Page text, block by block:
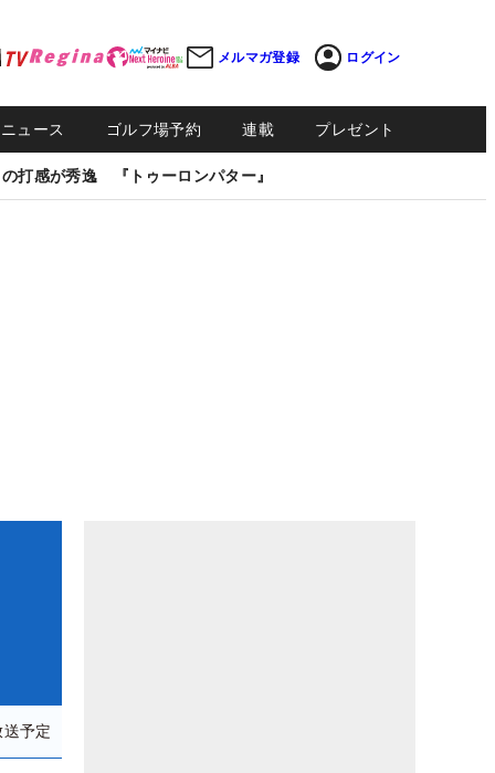
メルマガ登録 ログイン
ュース ゴルフ場予約 連載 プレゼント
打感が秀逸 『トゥーロンパター』
予定